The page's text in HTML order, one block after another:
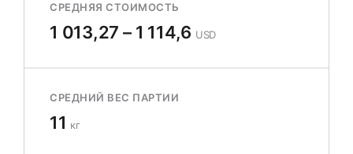
СРЕДНЯЯ СТОИМОСТЬ
1 013,27 – 1 114,6 USD
СРЕДНИЙ ВЕС ПАРТИИ
11 кг